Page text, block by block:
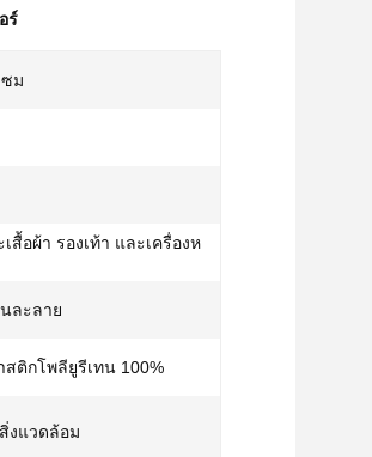
ร์
ซม
สื้อผ้า รองเท้า และเครื่องห
ละลาย
สติกโพลียูรีเทน 100%
งแวดล้อม